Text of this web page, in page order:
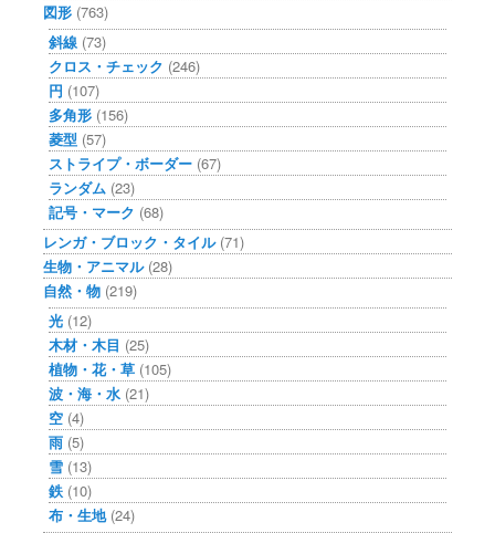
図形 (763)
斜線 (73)
クロス・チェック (246)
円 (107)
多角形 (156)
菱型 (57)
ストライプ・ボーダー (67)
ランダム (23)
記号・マーク (68)
レンガ・ブロック・タイル(71)
生物・アニマル(28)
自然・物 (219)
光 (12)
木材・木目 (25)
植物・花・草 (105)
波・海・水 (21)
空 (4)
雨 (5)
雪 (13)
鉄 (10)
布・生地(24)